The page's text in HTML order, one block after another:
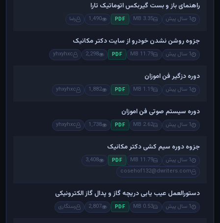
راهنمای باز و بست گیربکس اتوماتیک تارا
1 سال پیش 3.35 MB
PDF
1,490 رضا
جزوه روشن نشدن خودرو از سایت دکتر مکانیک
1 سال پیش 11.79 MB
PDF
2,298
yhxyhxc
دوره دزگیر فن اموزان
1 سال پیش 1.19 MB
PDF
1,882
yhxyhxc
دوره سیستم صوتی فن اموزان
1 سال پیش 2.62 MB
PDF
1,738
yhxyhxc
جزوه دوره سیم کشی دکتر مکانیک
1 سال پیش 11.79 MB
PDF
3,408
cosehof132@dwriters.com
دستورالعمل عیب یابی دریچه گاز و پدال گاز الکترونیکی
1 سال پیش 0.53 MB
PDF
2,807 رستگاری